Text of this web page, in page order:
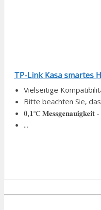
TP-Link Kasa smartes
Vielseitige
Bitte beachten Sie,
𝟎,𝟏℃
...